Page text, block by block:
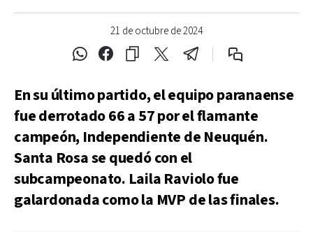
21 de octubre de 2024
En su último partido, el equipo paranaense
fue derrotado 66 a 57 por el flamante
campeón, Independiente de Neuquén.
Santa Rosa se quedó con el
subcampeonato. Laila Raviolo fue
galardonada como la MVP de las finales.